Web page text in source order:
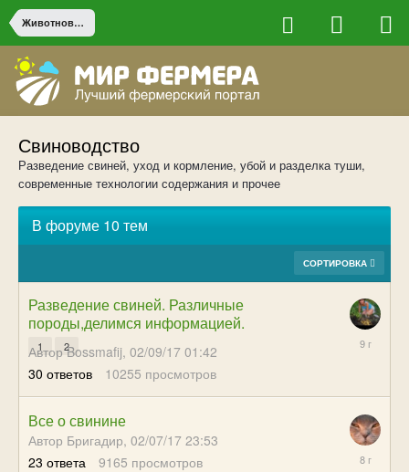
Животноводство
Свиноводство
Разведение свиней, уход и кормление, убой и разделка туши,
современные технологии содержания и прочее
В форуме 10 тем
СОРТИРОВКА
Разведение свиней. Различные
породы,делимся информацией.
1 2
Автор Bossmafij, 02/09/17 01:42
30 ответов 10255 просмотров
04/22/17
Все о свинине
Автор Бригадир, 02/07/17 23:53
23 ответа 9165 просмотров
12/22/17